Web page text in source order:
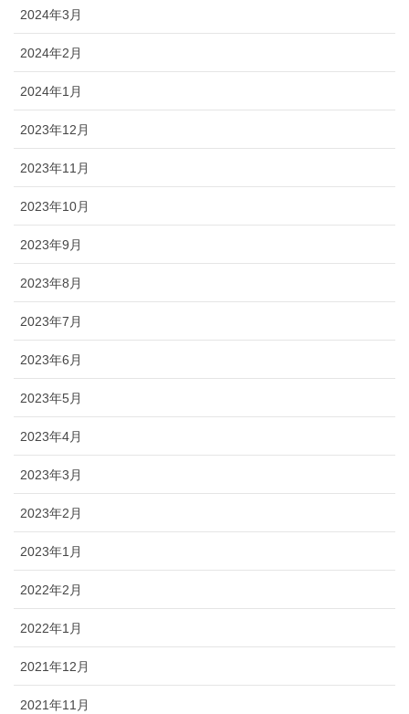
2024年3月
2024年2月
2024年1月
2023年12月
2023年11月
2023年10月
2023年9月
2023年8月
2023年7月
2023年6月
2023年5月
2023年4月
2023年3月
2023年2月
2023年1月
2022年2月
2022年1月
2021年12月
2021年11月